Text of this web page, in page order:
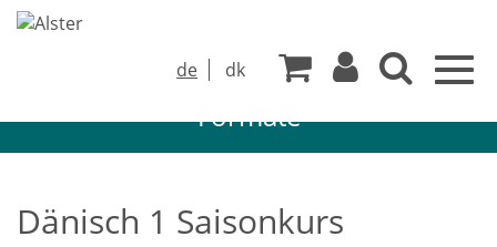
de dk
Formate
Dänisch 1 Saisonkurs